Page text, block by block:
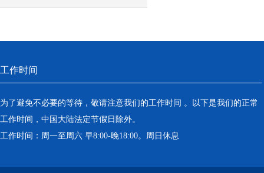
工作时间
为了避免不必要的等待，敬请注意我们的工作时间 。以下是我们的正常
工作时间，中国大陆法定节假日除外。
工作时间：周一至周六 早8:00-晚18:00。周日休息